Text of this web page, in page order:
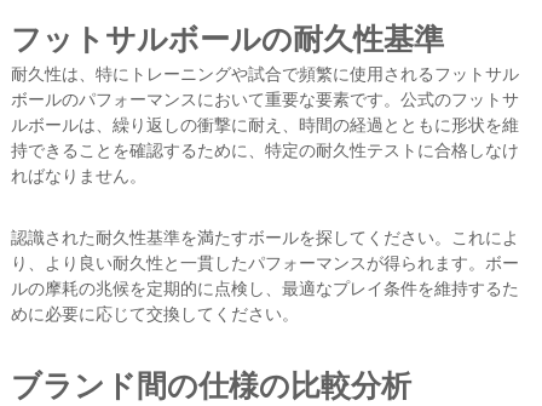
フットサルボールの耐久性基準
耐久性は、特にトレーニングや試合で頻繁に使用されるフットサル
ボールのパフォーマンスにおいて重要な要素です。公式のフットサ
ルボールは、繰り返しの衝撃に耐え、時間の経過とともに形状を維
持できることを確認するために、特定の耐久性テストに合格しなけ
ればなりません。
認識された耐久性基準を満たすボールを探してください。これによ
り、より良い耐久性と一貫したパフォーマンスが得られます。ボー
ルの摩耗の兆候を定期的に点検し、最適なプレイ条件を維持するた
めに必要に応じて交換してください。
ブランド間の仕様の比較分析